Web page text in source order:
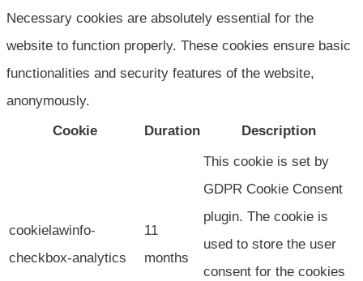
Necessary cookies are absolutely essential for the
website to function properly. These cookies ensure basic
functionalities and security features of the website,
anonymously.
Cookie
Duration Description
cookielawinfo-
checkbox-analytics
11
months
This cookie is set by
GDPR Cookie Consent
plugin. The cookie is
used to store the user
consent for the cookies